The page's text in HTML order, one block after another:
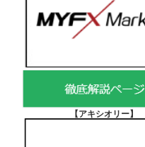
【アキシオリー】